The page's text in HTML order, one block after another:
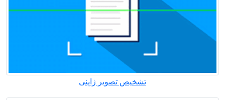
تشخیص تصویر ژاپنی